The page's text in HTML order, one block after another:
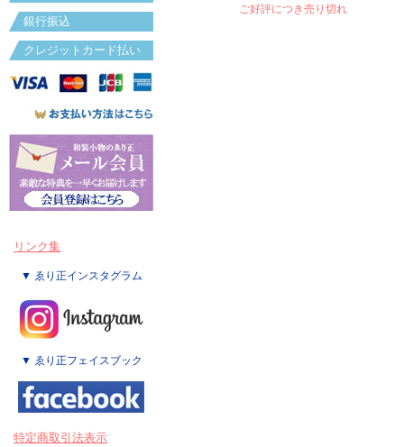
銀行振込
クレジットカード払い
リンク集
▼ ゑり正インスタグラム
▼ ゑり正フェイスブック
特定商取引法表示
ご好評につき売り切れ